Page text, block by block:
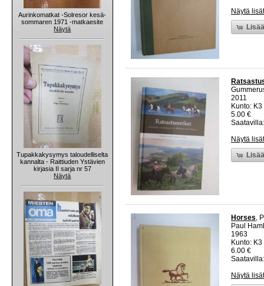
Aurinkomatkat -Solresor kesä-
sommaren 1971 -matkaesite
Näytä
Tupakkakysymys taloudelliselta
kannalta - Raittiuden Ystävien
kirjasia II sarja nr 57
Näytä
Näytä
2011
Kunto:
5.00 €
Näytä
Horses,
Paul
1963
Kunto:
6.00 €
Näytä